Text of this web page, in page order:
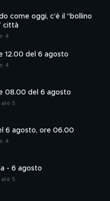
come oggi, c'è il "bollino
città
4
12.00 del 6 agosto
4
08.00 del 6 agosto
5
6 agosto, ore 06.00
4
- 6 agosto
5